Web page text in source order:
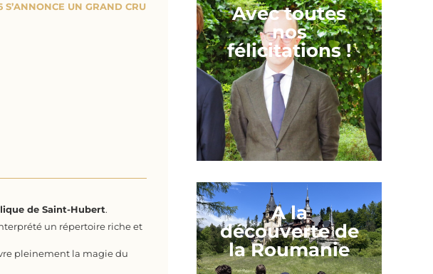
S’ANNONCE UN GRAND CRU
de Saint-Hubert.
un répertoire riche et
pleinement la magie du
Avec toutes
nos
félicitations !
A la
découverte de
la Roumanie